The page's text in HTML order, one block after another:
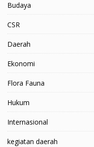
Budaya
CSR
Daerah
Ekonomi
Flora Fauna
Hukum
Internasional
kegiatan daerah